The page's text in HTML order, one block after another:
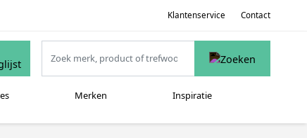
Klantenservice Contact
Merken Inspiratie